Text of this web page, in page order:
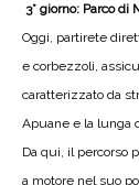
3° giorno: Parco
Oggi, partirete
e corbezzoli,
caratterizzato da
Apuane e la lunga
Da qui, il percorso
a motore nel suo